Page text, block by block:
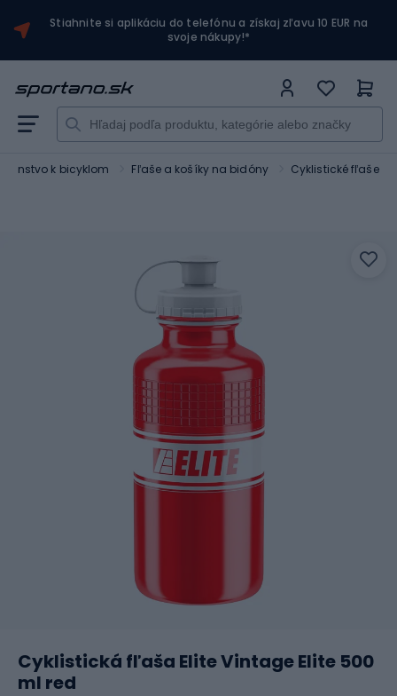
Stiahnite si aplikáciu do telefónu a získaj zľavu 10 EUR na
svoje nákupy!*
k bicyklom Fľaše a košíky na bidóny Cyklistické fľaše
Cyklistická fľaša Elite Vintage Elite 500
ml red